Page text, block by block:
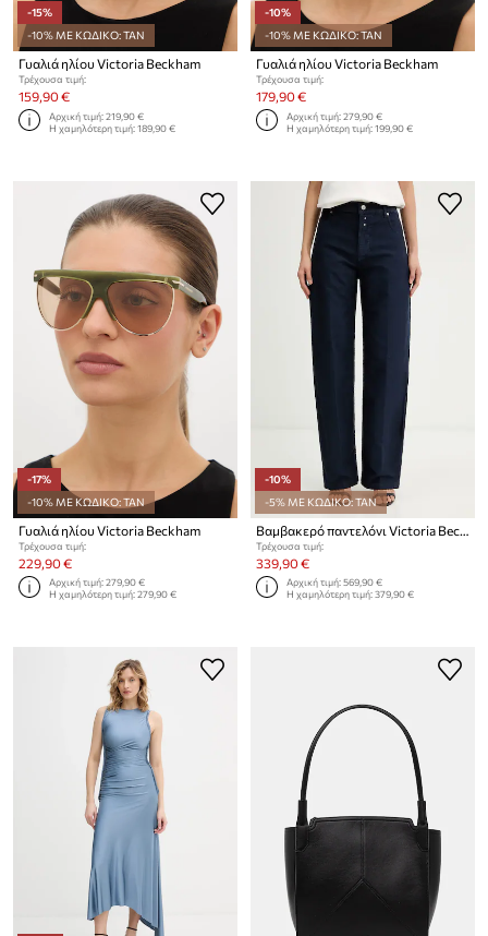
-15%
-10% ΜΕ ΚΩΔΙΚΟ: TAN
Γυαλιά ηλίου Victoria Beckham
Τρέχουσα τιμή:
159,90 €
Αρχική τιμή:219,90 €
Η χαμηλότερη τιμή:189,90 €
-10%
-10% ΜΕ ΚΩΔΙΚΟ: TAN
Γυαλιά ηλίου Victoria Beckham
Τρέχουσα τιμή:
179,90 €
Αρχική τιμή:279,90 €
Η χαμηλότερη τιμή:199,90 €
-17%
-10% ΜΕ ΚΩΔΙΚΟ: TAN
Γυαλιά ηλίου Victoria Beckham
Τρέχουσα τιμή:
229,90 €
Αρχική τιμή:279,90 €
Η χαμηλότερη τιμή:279,90 €
-10%
-5% ΜΕ ΚΩΔΙΚΟ: TAN
Τρέχουσα τιμή:
339,90 €
Αρχική τιμή:569,90 €
Η χαμηλότερη τιμή:379,90 €